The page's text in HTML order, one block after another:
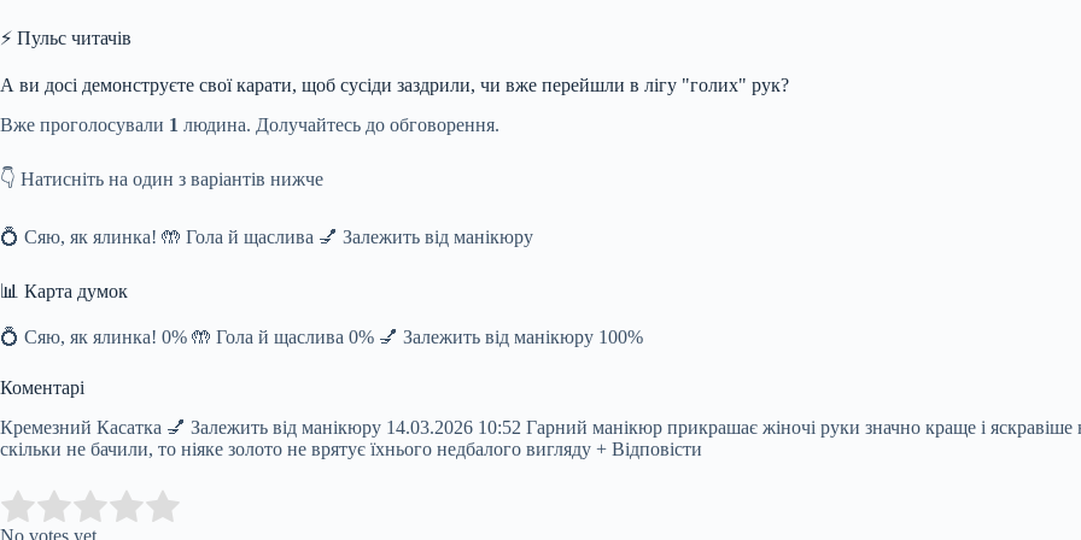
⚡ Пульс читачів
А ви досі демонструєте свої карати, щоб сусіди заздрили, чи вже перейшли в лігу "голих" рук?
Вже проголосували 1 людина. Долучайтесь до обговорення.
👇 Натисніть на один з варіантів нижче
💍 Сяю, як ялинка! 🤲 Гола й щаслива 💅 Залежить від манікюру
📊 Карта думок
💍 Сяю, як ялинка! 0% 🤲 Гола й щаслива 0% 💅 Залежить від манікюру 100%
Коментарі
Кремезний Касатка 💅 Залежить від манікюру 14.03.2026 10:52 Гарний манікюр прикрашає жіночі руки значно краще і
скільки не бачили, то ніяке золото не врятує їхнього недбалого вигляду + Відповісти
Rate this item: